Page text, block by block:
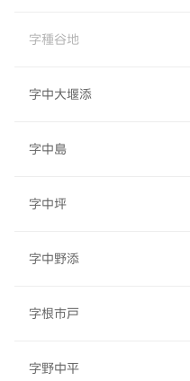
字種谷地
字中大堰添
字中島
字中坪
字中野添
字根市戸
字野中平